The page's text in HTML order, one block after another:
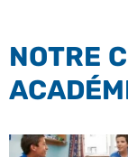
NOTRE